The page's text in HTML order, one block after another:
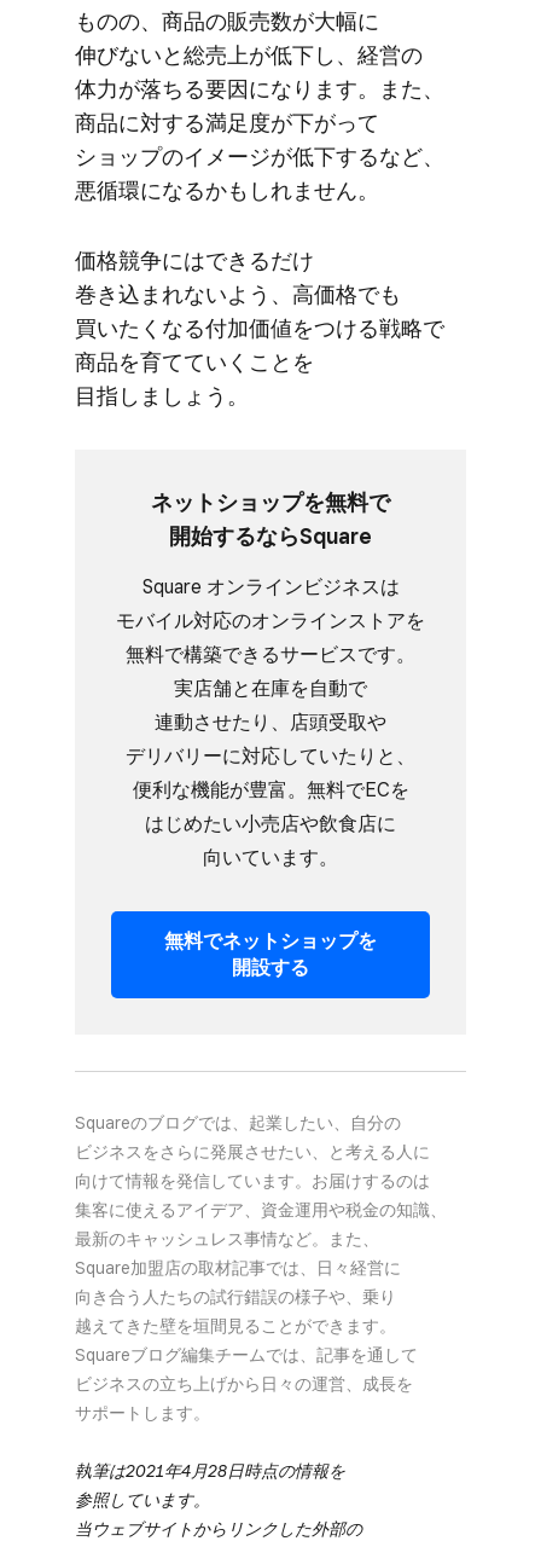
ものの、​商品の​販売数が​大幅に​
伸びないと​総売上が​低下し、​経営の​
体力が​落ちる​要因に​なります。​また、​
商品に​対する​満足度が​下がって​
ショップの​イメージが​低下するなど、​
悪循環に​なるかもしれません。
価格競争には​できるだけ​
巻き込まれないよう、​高価格でも​
買いたくなる​付加価値を​つける​戦略で​
商品を​育てていく​ことを​
目指しましょう。
ネットショップを​無料で​
開始するなら​Square
Square オンラインビジネスは​
モバイル対応の​オンラインストアを​
無料で​構築できる​サービスです。​
実店舗と​在庫を​自動で​
連動させたり、​店頭受取や​
デリバリーに​対応していたりと、​
便利な​機能が​豊富。​無料で​ECを​
はじめたい​小売店や​飲食店に​
向いています。
無料で​ネットショップを​
開設する
Squareの​ブログでは、​起業したい、​自分の​
ビジネスを​さらに​発展させたい、と​考える​人に​
向けて​情報を​発信しています。​お届けするのは​
集客に​使える​アイデア、​資金運用や​税金の​知識、​
最新の​キャッシュレス事情など。​また、​
Square加盟店の​取材記事では、​日々​経営に​
向き合う​人たちの​試行錯誤の​様子や、​乗り​
越えてきた壁を​垣間見る​ことができます。​
Squareブログ編集チームでは、​記事を​通して​
ビジネスの​立ち上げから​日々の​運営、​成長を​
サポートします。
執筆は​2021年4月28日時点の​情報を​
参照しています。
当ウェブサイトから​リンクした​外部の​